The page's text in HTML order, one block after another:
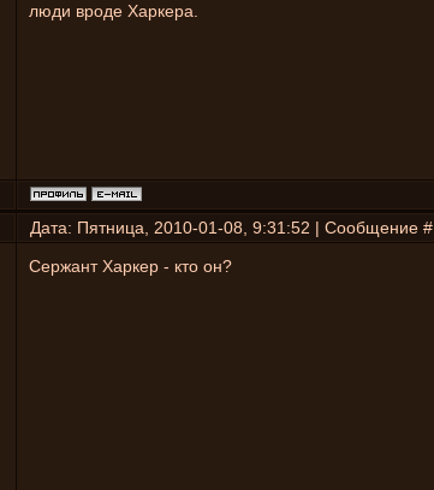
люди вроде Харкера.
Дата: Пятница, 2010-01-08, 9:31:52 | Сообщение #
Сержант Харкер - кто он?